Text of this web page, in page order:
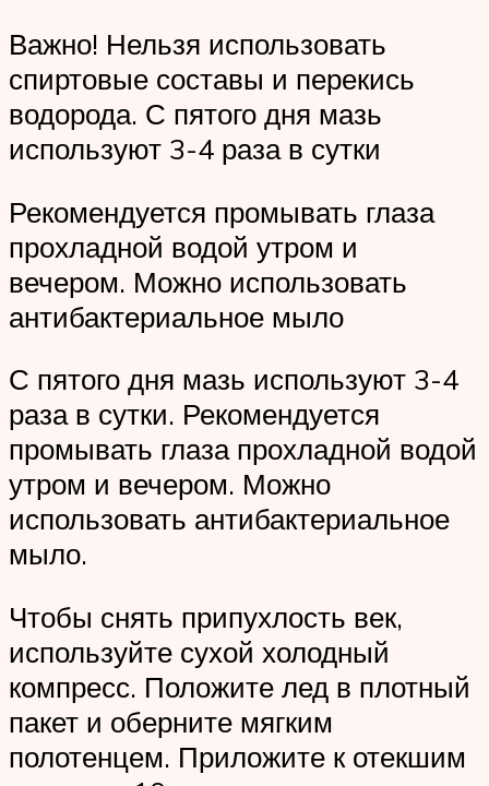
Важно! Нельзя использовать
спиртовые составы и перекись
водорода. С пятого дня мазь
используют 3-4 раза в сутки
Рекомендуется промывать глаза
прохладной водой утром и
вечером. Можно использовать
антибактериальное мыло
С пятого дня мазь используют 3-4
раза в сутки. Рекомендуется
промывать глаза прохладной водой
утром и вечером. Можно
использовать антибактериальное
мыло.
Чтобы снять припухлость век,
используйте сухой холодный
компресс. Положите лед в плотный
пакет и оберните мягким
полотенцем. Приложите к отекшим